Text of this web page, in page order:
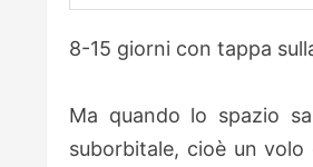
8-15 giorni con tappa
Ma quando lo spazio
suborbitale, cioè un